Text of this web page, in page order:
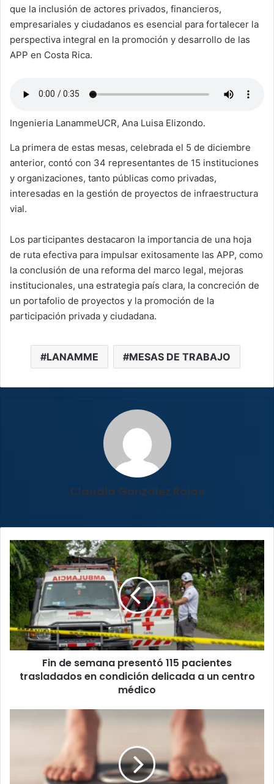
que la inclusión de actores privados, financieros,
empresariales y ciudadanos es esencial para fortalecer la
perspectiva integral en la promoción y desarrollo de las
APP en Costa Rica.
Ingenieria LanammeUCR, Ana Luisa Elizondo.
La primera de estas mesas, celebrada el 5 de diciembre
anterior, contó con 34 representantes de 15 instituciones
y organizaciones, tanto públicas como privadas,
interesadas en la gestión de proyectos de infraestructura
vial.
Los participantes destacaron la importancia de una hoja
de ruta efectiva para impulsar exitosamente las APP, como
la conclusión de una reforma del marco legal, mejoras
institucionales, una estrategia país clara, la concreción de
un portafolio de proyectos y la promoción de la
participación privada y ciudadana.
LANAMME MESAS DE TRABAJO
Claudia González Rojas
Fin
de
semana
presentó
115
pacientes
trasladados
en
condición
Fin de semana presentó 115 pacientes
trasladados en condición delicada a un centro
médico
hospitales